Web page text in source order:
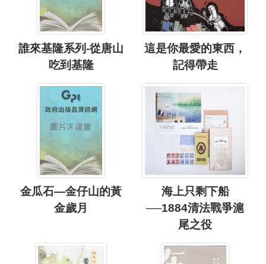
誰來基隆系列-從唐山
吃到基隆
這是你最愛的東西，
記得帶走
金瓜石—金仔山的黃
金歲月
海上只剩下船
──1884清法戰爭滬
尾之役